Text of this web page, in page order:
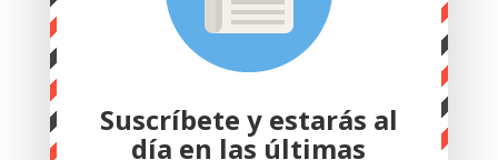
Suscríbete y estarás al
día en las últimas